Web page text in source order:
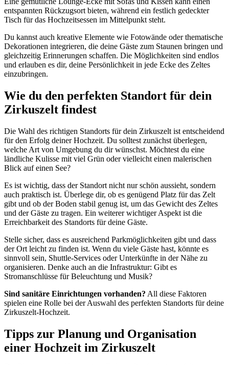
entspannten Rückzugsort bieten, während ein festlich gedeckter
Tisch für das Hochzeitsessen im Mittelpunkt steht.
Du kannst auch kreative Elemente wie Fotowände oder thematische
Dekorationen integrieren, die deine Gäste zum Staunen bringen und
gleichzeitig Erinnerungen schaffen. Die Möglichkeiten sind endlos
und erlauben es dir, deine Persönlichkeit in jede Ecke des Zeltes
einzubringen.
Wie du den perfekten Standort für dein
Zirkuszelt findest
Die Wahl des richtigen Standorts für dein Zirkuszelt ist entscheidend
für den Erfolg deiner Hochzeit. Du solltest zunächst überlegen,
welche Art von Umgebung du dir wünschst. Möchtest du eine
ländliche Kulisse mit viel Grün oder vielleicht einen malerischen
Blick auf einen See?
Es ist wichtig, dass der Standort nicht nur schön aussieht, sondern
auch praktisch ist. Überlege dir, ob es genügend Platz für das Zelt
gibt und ob der Boden stabil genug ist, um das Gewicht des Zeltes
und der Gäste zu tragen. Ein weiterer wichtiger Aspekt ist die
Erreichbarkeit des Standorts für deine Gäste.
Stelle sicher, dass es ausreichend Parkmöglichkeiten gibt und dass
der Ort leicht zu finden ist. Wenn du viele Gäste hast, könnte es
sinnvoll sein, Shuttle-Services oder Unterkünfte in der Nähe zu
organisieren. Denke auch an die Infrastruktur: Gibt es
Stromanschlüsse für Beleuchtung und Musik?
Sind sanitäre Einrichtungen vorhanden? All diese Faktoren
spielen eine Rolle bei der Auswahl des perfekten Standorts für deine
Zirkuszelt-Hochzeit.
Tipps zur Planung und Organisation
einer Hochzeit im Zirkuszelt